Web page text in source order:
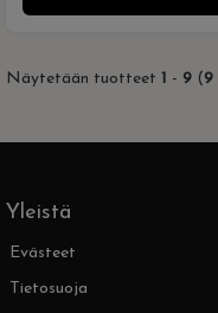
Näytetään tuotteet 1 - 9 ( 9
Yleistä
Evästeet
Tietosuoja